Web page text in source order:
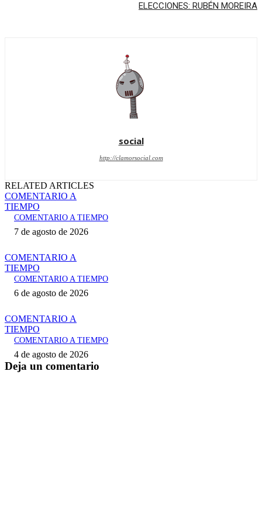
ELECCIONES: RUBÉN MOREIRA
social
http://clamorsocial.com
RELATED ARTICLES
COMENTARIO A
TIEMPO
COMENTARIO A TIEMPO
7 de agosto de 2026
COMENTARIO A
TIEMPO
COMENTARIO A TIEMPO
6 de agosto de 2026
COMENTARIO A
TIEMPO
COMENTARIO A TIEMPO
4 de agosto de 2026
Deja un comentario